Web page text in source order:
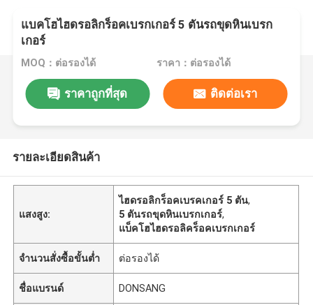
แบคโฮไฮดรอลิกร็อคเบรกเกอร์ 5 ตันรถขุดหินเบรก
เกอร์
MOQ：ต่อรองได้ ราคา：ต่อรองได้
ราคาถูกที่สุด ติดต่อเรา
รายละเอียดสินค้า
แสงสูง:
ไฮดรอลิกร็อคเบรคเกอร์ 5 ตัน,
5 ตันรถขุดหินเบรกเกอร์,
แบ็คโฮไฮดรอลิคร็อคเบรกเกอร์
จำนวนสั่งซื้อขั้นต่ำ ต่อรองได้
ชื่อแบรนด์ DONSANG